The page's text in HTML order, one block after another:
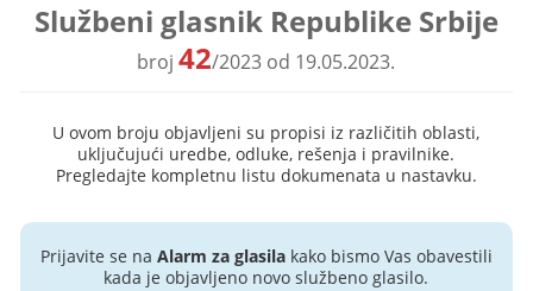
Službeni glasnik Republike Srbije
broj42/2023 od 19.05.2023.
U ovom broju objavljeni su propisi iz različitih oblasti,
uključujući uredbe, odluke, rešenja i pravilnike.
Pregledajte kompletnu listu dokumenata u nastavku.
Prijavite se na Alarm za glasilakako bismo Vas obavestili
kada je objavljeno novo službeno glasilo.